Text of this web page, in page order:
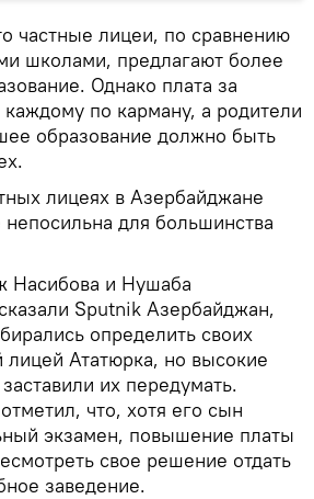
частные лицеи, по сравнению
школами, предлагают более
Однако плата за
по карману, а родители
образование должно быть
лицеях в Азербайджане
непосильна для большинства
Насибова и Нушаба
Sputnik Азербайджан,
определить своих
лицей Ататюрка, но высокие
их передумать.
что, хотя его сын
экзамен, повышение платы
свое решение отдать
заведение.